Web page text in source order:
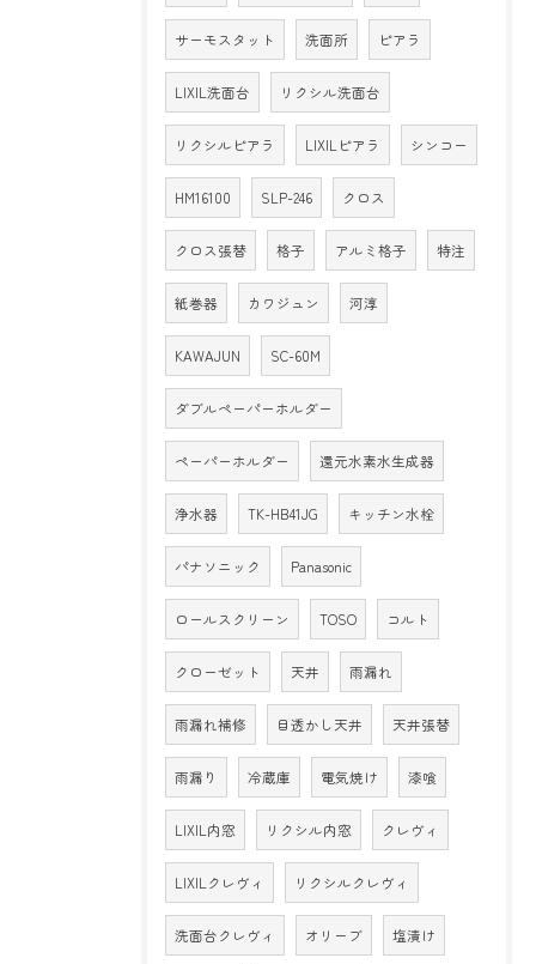
サーモスタット 洗面所 ピアラ
LIXIL洗面台 リクシル洗面台
リクシルピアラ LIXILピアラ シンコー
HM16100 SLP-246 クロス
クロス張替 格子 アルミ格子 特注
紙巻器 カワジュン 河淳
KAWAJUN SC-60M
ダブルペーパーホルダー
ペーパーホルダー 還元水素水生成器
浄水器 TK-HB41JG キッチン水栓
パナソニック Panasonic
ロールスクリーン TOSO コルト
クローゼット 天井 雨漏れ
雨漏れ補修 目透かし天井 天井張替
雨漏り 冷蔵庫 電気焼け 漆喰
LIXIL内窓 リクシル内窓 クレヴィ
LIXILクレヴィ リクシルクレヴィ
洗面台クレヴィ オリーブ 塩漬け